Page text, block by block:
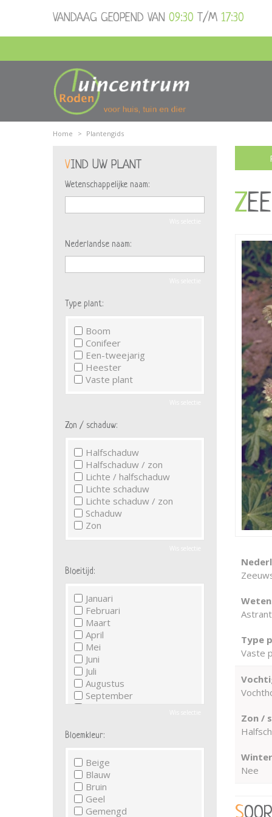
Home > Plantengids
VANDAAG GEOPEND VAN 09:30 T/M 17:30
Type
Vaste
Zon /
Nee
VIND UW PLANT
Wetenschappelijke naam:
Nederlandse naam:
Type plant:
Boom
Conifeer
Een-tweejarig
Heester
Vaste plant
Zon / schaduw:
Halfschaduw
Halfschaduw / zon
Lichte / halfschaduw
Lichte schaduw
Lichte schaduw / zon
Schaduw
Zon
Bloeitijd:
Januari
Februari
Maart
April
Mei
Juni
Juli
Augustus
September
December
Bloemkleur:
Beige
Blauw
Bruin
Geel
Gemengd